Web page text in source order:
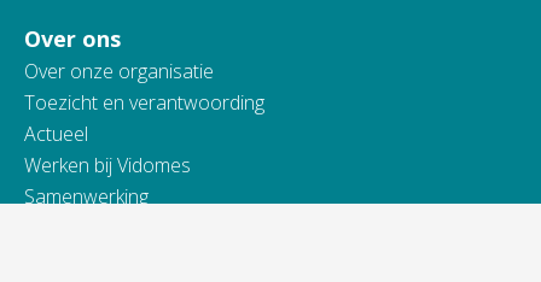
Over ons
Over onze organisatie
Toezicht en verantwoording
Actueel
Werken bij Vidomes
Samenwerking